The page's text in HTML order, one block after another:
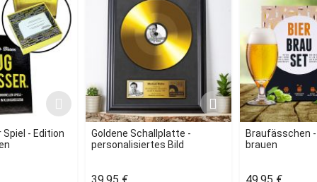
- Edition
Goldene Schallplatte -
personalisiertes Bild
Braufässchen
brauen